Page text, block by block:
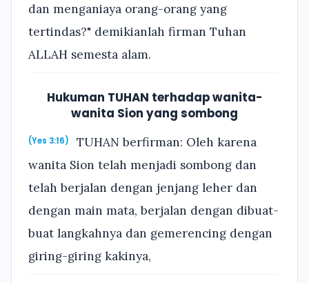
dan menganiaya orang-orang yang
tertindas?" demikianlah firman Tuhan
ALLAH semesta alam.
Hukuman TUHAN terhadap wanita-
wanita Sion yang sombong
(Yes 3:16)
TUHAN berfirman: Oleh karena
wanita Sion telah menjadi sombong dan
telah berjalan dengan jenjang leher dan
dengan main mata, berjalan dengan dibuat-
buat langkahnya dan gemerencing dengan
giring-giring kakinya,